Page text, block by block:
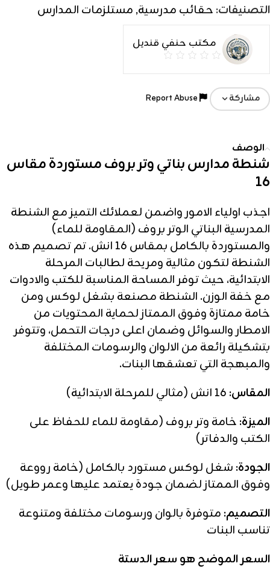
التصنيفات: حقائب مدرسية, مستلزمات المدارس
مكتب حنفي قنديل
مشاركة
الوصف
شنطة مدارس بناتي وتر بروف مستوردة مقاس
16
اجذب اولياء الامور واضمن لعملائك التميز مع الشنطة
المدرسية البناتي الوتر بروف (المقاومة للماء)
والمستوردة بالكامل بمقاس 16 انش. تم تصميم هذه
الشنطة لتكون مثالية ومريحة لطالبات المرحلة
الابتدائية، حيث توفر المساحة المناسبة للكتب والادوات
مع خفة الوزن. الشنطة مصنعة بشغل لوكس ومن
خامة ممتازة وفوق الممتاز لحماية المحتويات من
الامطار والسوائل وضمان اعلى درجات التحمل، وتتوفر
بتشكيلة رائعة من الالوان والرسومات المختلفة
والمبهجة التي تعشقها البنات.
المقاس:
الميزة: خامة وتر بروف (مقاومة للماء للحفاظ على
الكتب والدفاتر)
الجودة: شغل لوكس مستورد بالكامل (خامة رووعة
وفوق الممتاز لضمان جودة يعتمد عليها وعمر طويل)
التصميم: متوفرة بالوان ورسومات مختلفة ومتنوعة
تناسب البنات
السعر الموضح هو سعر الدستة